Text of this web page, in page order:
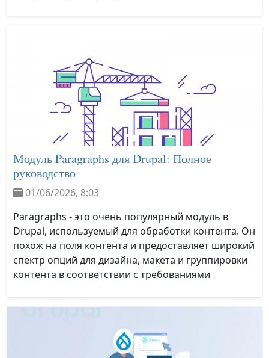
Модуль Paragraphs для Drupal: Полное
руководство
01/06/2026, 8:03
Paragraphs - это очень популярный модуль в
Drupal, используемый для обработки контента. Он
похож на поля контента и предоставляет широкий
спектр опций для дизайна, макета и группировки
контента в соответствии с требованиями